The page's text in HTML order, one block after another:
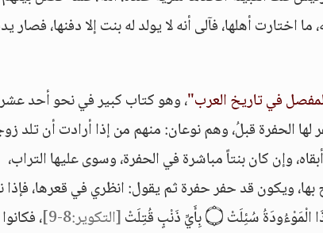
اختارت أهلها، فآلى أنه لا يولد له بنت إلا دفنها، فصار
في تاريخ العرب"، وهو كتاب كبير في نحو أحد عشر
لها الحفرة قبلُ، وهم نوعان: منهم من إذا أرادت أن تلد
وإن كان بنتاً مباشرة في الحفرة، وسوى عليها التراب،
ويكون قد حفر حفرة ثم يقول: انظري في قعرها،
سُئِلَتْ ۝ بِأَيِّ ذَنْبٍ قُتِلَتْ
[التكوير:8-9]
، فكانوا